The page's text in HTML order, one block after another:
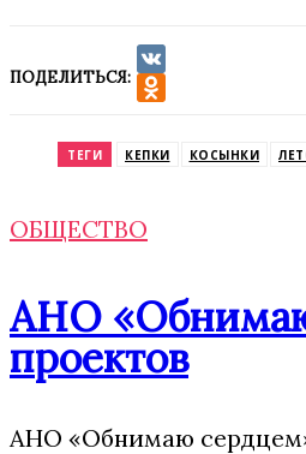
ПОДЕЛИТЬСЯ:
VK
ТЕГИ КЕПКИ КОСЫНКИ
ОБЩЕСТВО
АНО «Обнимаю
проектов
АНО «Обнимаю